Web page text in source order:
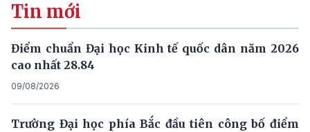
Tin mới
Điểm chuẩn Đại học Kinh tế quốc dân năm 2026
cao nhất 28.84
09/08/2026
Trường Đại học phía Bắc đầu tiên công bố điểm